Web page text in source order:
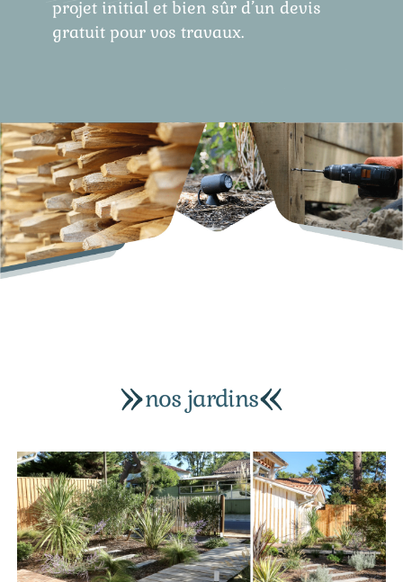
projet initial et bien sûr d’un devis
gratuit pour vos travaux.
nos jardins